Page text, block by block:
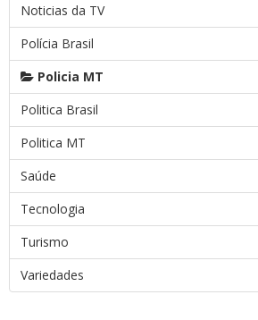
Noticias da TV
Polícia Brasil
Policia MT
Politica Brasil
Politica MT
Saúde
Tecnologia
Turismo
Variedades